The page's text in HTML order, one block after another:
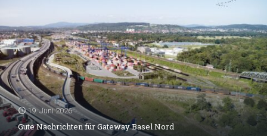
19. Juni 2026
Gute Nachrichten für Gateway Basel Nord